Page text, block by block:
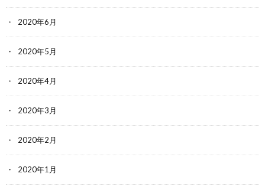
2020年6月
2020年5月
2020年4月
2020年3月
2020年2月
2020年1月